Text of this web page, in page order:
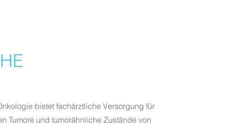
bietet fachärztliche Versorgung für
Tumore und tumorähnliche Zustände von